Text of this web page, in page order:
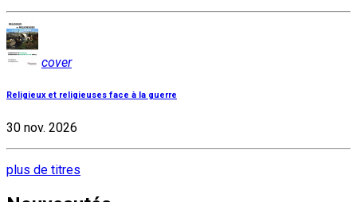
cover
Religieux et religieuses face à la guerre
30 nov. 2026
plus de titres